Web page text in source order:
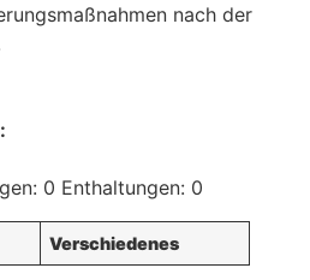
nach der
0 Enthaltungen: 0
Verschiedenes